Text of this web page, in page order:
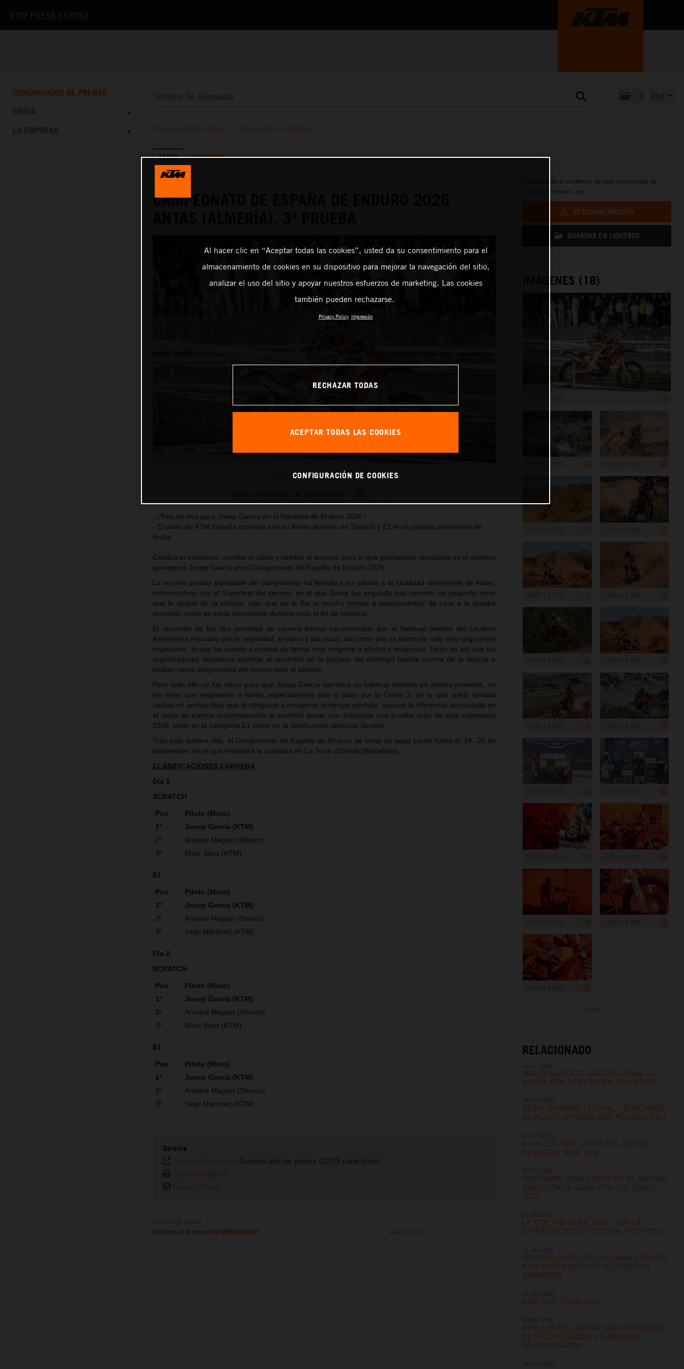
COMUNICADOS DE PRENSA
COMUNICADO DE PRENSA COMUNICADOS DE PRENSA
TEXTO IMÁGENES
20.04.2026
CAMPEONATO DE ESPAÑA DE ENDURO 2026
Josep García_CEE_ANTAS (Almería)
- ¡Tres de tres para Josep García en el Nacional de Enduro 2026 !
- El piloto de KTM España continúa con su férreo dominio en Scratch y E1 en la prueba almeriense de
Antas.
Cambia el escenario, cambia el clima y cambia el terreno, pero lo que permanece inmutable es el dominio
que ejerce Josep García en el Campeonato de España de Enduro 2026.
La tercera prueba puntuable del campeonato ha llevado a los pilotos a la localidad almeriense de Antas,
estrenándose con el Supertest del viernes, en el que Josep fue segundo tras cometer un pequeño error
que le apartó de la victoria, algo que no le iba ni mucho menos a desconcentrar de cara a la prueba
principal, como se vería claramente durante todo el fin de semana.
El recorrido de las dos jornadas de carrera estuvo caracterizado por el habitual terreno del Levante
Almeriense marcado por la sequedad, el polvo y las rocas, así como por un tramo de rally muy largo entre
especiales, lo que ha puesto a prueba de forma muy exigente a pilotos y máquinas. Tanto es así que los
organizadores decidieron recortar el recorrido en la jornada del domingo habida cuenta de la dureza e
incluso cierta peligrosidad del mismo vista el sábado.
Pero todo ello no fue óbice para que Josep García ejerciera su habitual dominio en ambas jornadas, no
sin tener que emplearse a fondo, especialmente tras el paso por la Crono 2, en la que sufrió sendas
caídas en ambos días que le obligaron a recuperar el tiempo perdido, aunque la diferencia acumulada en
el resto de tramos cronometrados le permitió ganar con solvencia una prueba más de este calendario
2026, tanto en la categoría E1 como en la clasificación absoluta Scratch.
Tras esta tercera cita, el Campeonato de España de Enduro se toma un largo parón hasta el 19 -20 de
septiembre, en el que retomará la actividad en La Torre d’Oristà (Barcelona).
CLASIFICACIONES CARRERA
Día 1
SCRATCH
Pos.
Piloto (Moto)
1º
Josep García (KTM)
2º
Antoine Magain (Sherco)
3º
Marc Sans (KTM)
E1
Pos.
Piloto (Moto)
1º
Josep García (KTM)
2º
Antoine Magain (Sherco)
3º
Yago Martínez (KTM)
Día 2
SCRATCH
Pos.
Piloto (Moto)
1º
Josep García (KTM)
2º
Antoine Magain (Sherco)
3º
Marc Sans (KTM)
E1
Pos.
Piloto (Moto)
1º
Josep García (KTM)
2º
Antoine Magain (Sherco)
3º
Yago Martínez (KTM)
Service
Texto sin formato - Comunicado de prensa (2225 caracteres)
Imprimir página
Enviar enlace
KTM MEDIA LIBRARY www.ktm.com
Obtener todo el contenido de este comunicado de
prensa en formato .zip:
DESCARGA DIRECTA
GUARDAR EN LIGHTBOX
IMÁGENES (18)
more ...
RELACIONADO
MANTENIMIENTO GRATUITO PARA TU
NUEVA KTM 1390 SUPER ADVENTURE
BEOFF OFFROAD FESTIVAL: ¡BUSCAMOS
AL PILOTO OFFROAD MÁS POLIVALENTE!
A UN CLIC MÁS CERCA DEL SUEÑO:
DESCUBRE RIDE KTM
PREPÁRATE PARA COMPETIR AL MÁXIMO
NIVEL CON LA GAMA KTM EXC 6DAYS
2027
LA KTM 790 DUKE 2027: VIVE LA
EXPERIENCIA DEL CONTROL PERFECTO
DOMINIO ABSOLUTO: LA GAMA ENDURO
KTM 2027 MANTIENE SU FÓRMULA
GANADORA
KTM TEST TOUR 2026
KTM Y PERIS LANZAN UNA PROMOCIÓN
DE SEGURO GRATIS EN MODELOS
SELECCIONADOS
Al hacer clic en “Aceptar todas las cookies”, usted da su consentimiento para el
almacenamiento de cookies en su dispositivo para mejorar la navegación del sitio,
analizar el uso del sitio y apoyar nuestros esfuerzos de marketing. Las cookies
también pueden rechazarse.
Privacy Policy Impresión
RECHAZAR TODAS
ACEPTAR TODAS LAS COOKIES
CONFIGURACIÓN DE COOKIES